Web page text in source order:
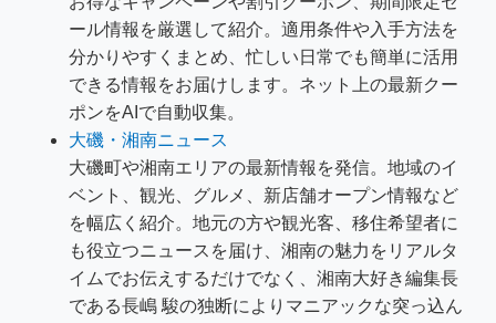
ール情報を厳選して紹介。適用条件や入手方法を
分かりやすくまとめ、忙しい日常でも簡単に活用
できる情報をお届けします。ネット上の最新クー
ポンをAIで自動収集。
大磯・湘南ニュース
大磯町や湘南エリアの最新情報を発信。地域のイ
ベント、観光、グルメ、新店舗オープン情報など
を幅広く紹介。地元の方や観光客、移住希望者に
も役立つニュースを届け、湘南の魅力をリアルタ
イムでお伝えするだけでなく、湘南大好き編集長
である長嶋 駿の独断によりマニアックな突っ込ん